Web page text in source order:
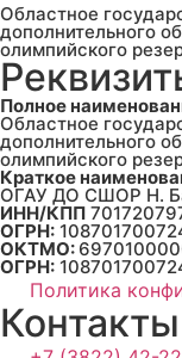
Областное
дополнительного
олимпийского
Полное
Областное
дополнительного
олимпийского
Краткое
ОГАУ ДО СШОР Н.
ИНН/КПП
ОГРН:
ОКТМО:
ОГРН:
Политика
Контакты